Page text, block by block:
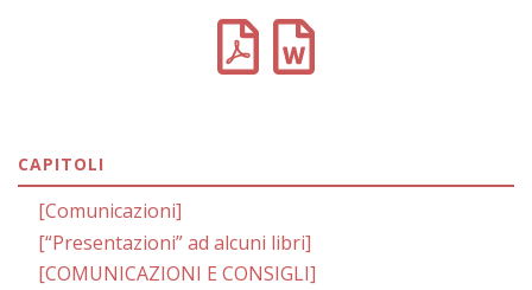
CAPITOLI
[Comunicazioni]
[“Presentazioni” ad alcuni libri]
[COMUNICAZIONI E CONSIGLI]